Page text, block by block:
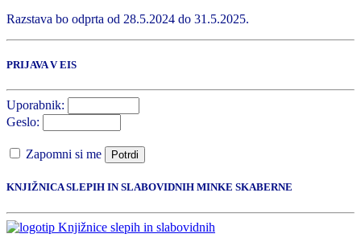
Razstava bo odprta od 28.5.2024 do 31.5.2025.
PRIJAVA V EIS
Uporabnik:
Geslo:
Zapomni si me Potrdi
KNJIŽNICA SLEPIH IN SLABOVIDNIH MINKE SKABERNE